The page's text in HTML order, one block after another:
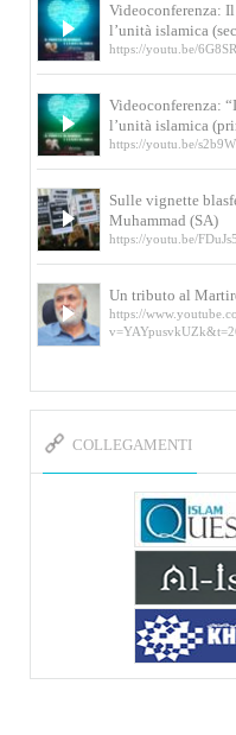
Videoconferenza:
l’unità islamica
https://youtu.be/
Videoconferenza:
l’unità islamica
https://youtu.be/
Sulle vignette
Muhammad (SA)
https://youtu.be/
Un tributo al
https://
L’Abluzione
e l’Imam Khomeini
della figlia di un
https://
v=-5nPSxbf9l0&t=103s
Sheykh Abbas Di
Soleimani e Abu
https://youtu.be/
dallo Sheykh Abbas Di
COLLEGAMENTI